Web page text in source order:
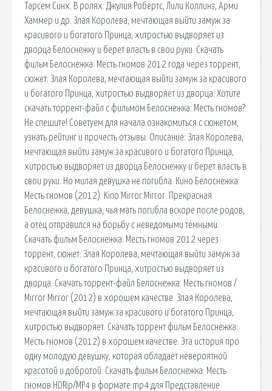
Тарсем Синх. В ролях: Джулия Робертс, Лили Коллинз, Арми
Хаммер и др. Злая Королева, мечтающая выйти замуж за
красивого и богатого Принца, хитростью выдворяет из
дворца Белоснежку и берет власть в свои руки. Скачать
фильм Белоснежка: Месть гномов 2012 года через торрент,
сюжет: Злая Королева, мечтающая выйти замуж за красивого
и богатого Принца, хитростью выдворяет из дворца. Хотите
скачать торрент-файл с фильмом Белоснежка: Месть гномов?
Не спешите! Советуем для начала ознакомиться с сюжетом,
узнать рейтинг и прочесть отзывы. Описание: Злая Королева,
мечтающая выйти замуж за красивого и богатого Принца,
хитростью выдворяет из дворца Белоснежку и берет власть в
свои руки. Но милая девушка не погибла. Кино Белоснежка:
Месть гномов (2012). Kino Mirror Mirror. Прекрасная
Белоснежка, девушка, чья мать погибла вскоре после родов,
а отец отправился на борьбу с неведомыми тёмными.
Скачать фильм Белоснежка: Месть гномов 2012 через
торрент, сюжет: Злая Королева, мечтающая выйти замуж за
красивого и богатого Принца, хитростью выдворяет из
дворца. Скачать торрент-файл Белоснежка: Месть гномов /
Mirror Mirror (2012) в хорошем качестве. Злая Королева,
мечтающая выйти замуж за красивого и богатого Принца,
хитростью выдворяет. Скачать торрент фильм Белоснежка:
Месть гномов (2012) в хорошем качестве. Эта история про
одну молодую девушку, которая обладает невероятной
красотой и добротой. Скачать фильм Белоснежка: Месть
гномов HDRip/MP4 в формате mp4 для Представление